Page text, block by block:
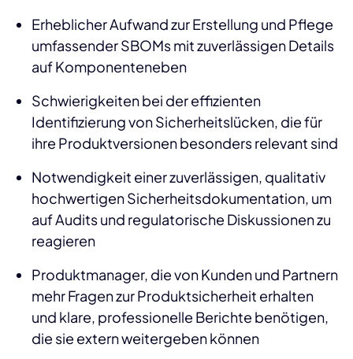
Erheblicher Aufwand zur Erstellung und Pflege
umfassender SBOMs mit zuverlässigen Details
auf Komponenteneben
Schwierigkeiten bei der effizienten
Identifizierung von Sicherheitslücken, die für
ihre Produktversionen besonders relevant sind
Notwendigkeit einer zuverlässigen, qualitativ
hochwertigen Sicherheitsdokumentation, um
auf Audits und regulatorische Diskussionen zu
reagieren
Produktmanager, die von Kunden und Partnern
mehr Fragen zur Produktsicherheit erhalten
und klare, professionelle Berichte benötigen,
die sie extern weitergeben können